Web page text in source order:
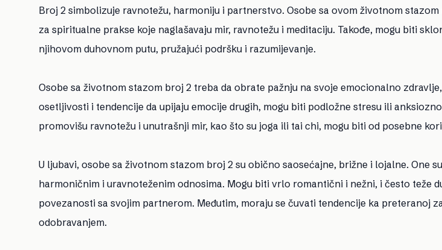
Broj 2 simbolizuje ravnotežu, harmoniju i partnerstvo. Osobe sa ovom životnom
za spiritualne prakse koje naglašavaju mir, ravnotežu i meditaciju. Takođe, mogu biti
njihovom duhovnom putu, pružajući podršku i razumijevanje.
Osobe sa životnom stazom broj 2 treba da obrate pažnju na svoje emocionalno
osetljivosti i tendencije da upijaju emocije drugih, mogu biti podložne stresu ili
promovišu ravnotežu i unutrašnji mir, kao što su joga ili tai chi, mogu biti od posebne
U ljubavi, osobe sa životnom stazom broj 2 su obično saosećajne, brižne i lojalne. One
harmoničnim i uravnoteženim odnosima. Mogu biti vrlo romantični i nežni, i često teže
povezanosti sa svojim partnerom. Međutim, moraju se čuvati tendencije ka preteranoj
odobravanjem.